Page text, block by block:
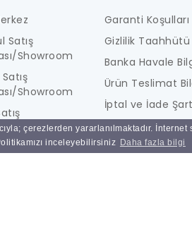
çerezlerden yararlanılmaktadır.
inceleyebilirsiniz Daha fazla bilgi
Satış
Showroom
Showroom
Showroom
& Teknik
Garanti Koşulları
Gizlilik Taahhütü
Banka Havale
Ürün Teslimat
İptal ve İade
KİŞİSEL VERİLERE
AYDINLATMA